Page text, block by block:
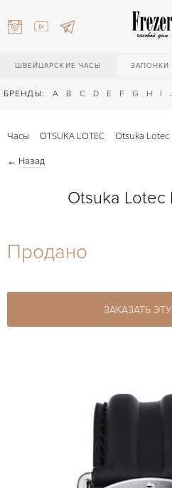
ШВЕЙЦАРСКИЕ ЧАСЫ ЗАПОНКИ
БРЕНДЫ: A B C D E F G H I
27-44
27-44
Часы OTSUKA LOTEC Otsuka Lotec
← Назад
Otsuka Lotec
Продано
ЗАКАЗАТЬ